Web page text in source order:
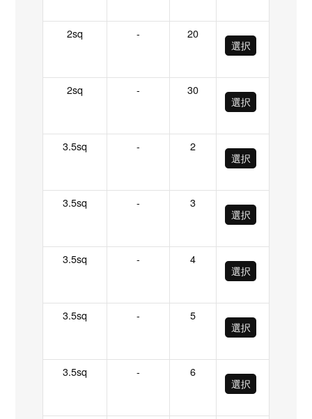
2sq -
20
選択
2sq -
30
選択
3.5sq -
2
選択
3.5sq -
3
選択
3.5sq -
4
選択
3.5sq -
5
選択
3.5sq -
6
選択